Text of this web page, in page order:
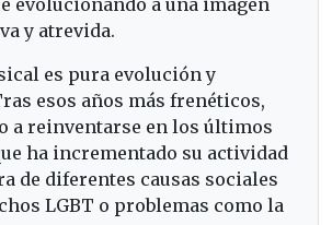
y atrevida.
es pura evolución y
esos años más frenéticos,
a reinventarse en los últimos
ha incrementado su actividad
de diferentes causas sociales
LGBT o problemas como la